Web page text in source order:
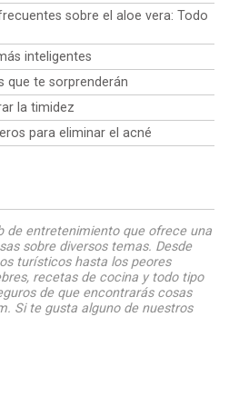
sobre el aloe vera: Todo
inteligentes
que te sorprenderán
la timidez
para eliminar el acné
de entretenimiento que ofrece una
sobre diversos temas. Desde
turísticos hasta los peores
recetas de cocina y todo tipo
de que encontrarás cosas
Si te gusta alguno de nuestros